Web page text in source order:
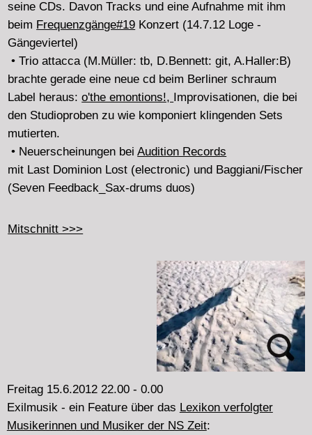
Neus Estarellas Calderón: Iphone, Thomas N. Krüger:
Plattenspieler
Heinz Holliger: Studie über Mehrklänge (1971) für Oboe
solo - Christian Kemper: Oboe
Leonel Kaplan: Trompete, Solo
Michael Maierhof: specific objects, für 6 Spieler mit
Motoren auf readymades (2011-12) - SUONO MOBILE:
Christian Kemper, Germán Moreno Brull, Neus
Estarellas Calderón, Malte Giesen, Thomas N. Krüger,
Lee Ferguson - alle ad hoc, Christof M Löser, Dirigat
• 4./5.5.12 Westwerk
Mitschnitt >>>
Ein kurzer Überblick über das Festivalprogramm von
blurred edges 2012 16 Tage aktuelle Musik in Hamburg
mit Tracks von: